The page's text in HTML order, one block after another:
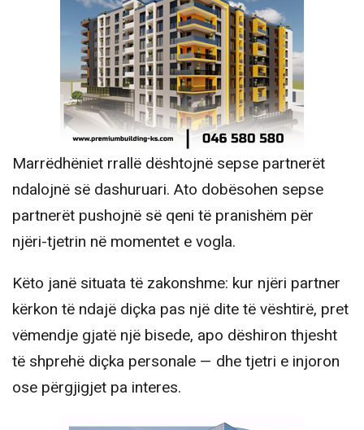
Marrëdhëniet rrallë dështojnë sepse partnerët
ndalojnë së dashuruari. Ato dobësohen sepse
partnerët pushojnë së qeni të pranishëm për
njëri-tjetrin në momentet e vogla.
Këto janë situata të zakonshme: kur njëri partner
kërkon të ndajë diçka pas një dite të vështirë, pret
vëmendje gjatë një bisede, apo dëshiron thjesht
të shprehë diçka personale — dhe tjetri e injoron
ose përgjigjet pa interes.